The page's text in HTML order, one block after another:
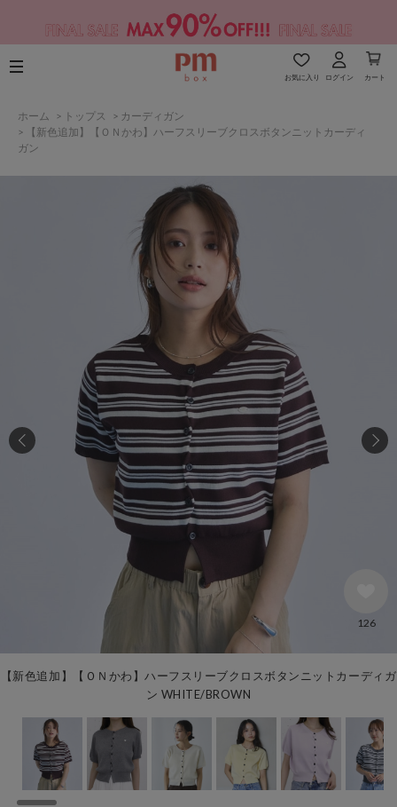
お気に入り ログイン カート
ホーム > トップス > カーディガン
>
【新色追加】【ＯＮかわ】ハーフスリーブクロスボタンニットカーディ
ガン
【新色追加】【ＯＮかわ】ハーフスリーブクロスボタンニットカーディガ
ン WHITE/BROWN
126